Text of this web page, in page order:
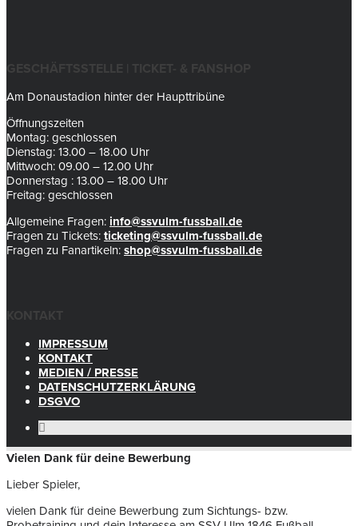
GESCHÄFTSSTELLE | TICKET- & FANSHOP
Am Donaustadion hinter der Haupttribüne
Öffnungszeiten
Montag: geschlossen
Dienstag: 13.00 – 18.00 Uhr
Mittwoch: 09.00 – 12.00 Uhr
Donnerstag : 13.00 – 18.00 Uhr
Freitag: geschlossen
Allgemeine Fragen: info@ssvulm-fussball.de
Fragen zu Tickets: ticketing@ssvulm-fussball.de
Fragen zu Fanartikeln: shop@ssvulm-fussball.de
KONTAKT
IMPRESSUM
KONTAKT
MEDIEN / PRESSE
DATENSCHUTZERKLÄRUNG
DSGVO
Vielen Dank für deine Bewerbung
Lieber Spieler,
vielen Dank für deine Bewerbung zum Sichtungs- bzw.